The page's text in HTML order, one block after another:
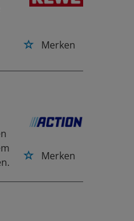
Merken
Merken